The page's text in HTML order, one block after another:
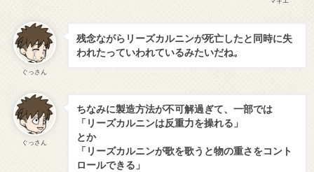
ぐっさん
残念ながらリーズカルニンが死亡したと同時に失
われたっていわれているみたいだね。
ぐっさん
ちなみに製造方法が不可解過ぎて、一部では
「リーズカルニンは反重力を操れる」
とか
「リーズカルニンが歌を歌うと物の重さをコント
ロールできる」